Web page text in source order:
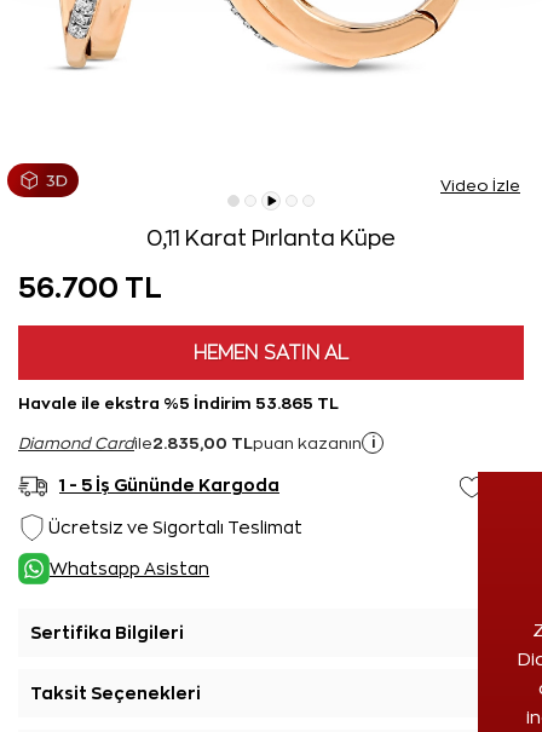
Video İzle
0,11 Karat Pırlanta Küpe
56.700 TL
HEMEN SATIN AL
Havale ile ekstra %5 İndirim 53.865 TL
Diamond Cardile2.835,00 TL puan kazanın i
1 - 5 İş Gününde Kargoda
Ücretsiz ve Sigortalı Teslimat
Whatsapp Asistan
Sertifika Bilgileri
Taksit Seçenekleri